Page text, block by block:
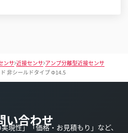
ンサ 近接センサ アンプ分離型近接センサ
非シールドタイプ Φ14.5
い合わせ
現性」「価格・お見積もり」など、